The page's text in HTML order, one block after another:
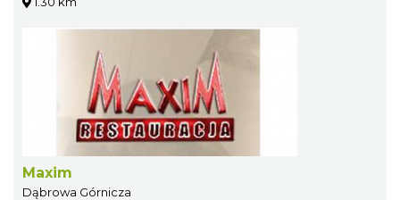
Maxim
Dąbrowa Górnicza